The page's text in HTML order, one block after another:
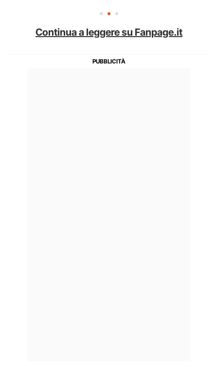
Continua a leggere su Fanpage.it